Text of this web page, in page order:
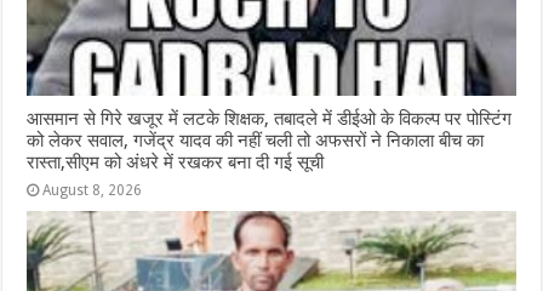
आसमान से गिरे खजूर में लटके शिक्षक, तबादले में डीईओ के विकल्प पर पोस्टिंग
को लेकर सवाल, गजेंद्र यादव की नहीं चली तो अफसरों ने निकाला बीच का
रास्ता,सीएम को अंधरे में रखकर बना दी गई सूची
August 8, 2026